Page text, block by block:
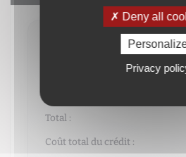
logement
A
C
/ mois**
Total :
Coût total du crédit :
Deny all
Privacy